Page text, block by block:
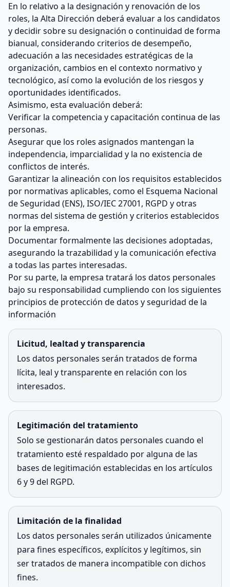
En lo relativo a la designación y renovación de los
roles, la Alta Dirección deberá evaluar a los candidatos
y decidir sobre su designación o continuidad de forma
bianual, considerando criterios de desempeño,
adecuación a las necesidades estratégicas de la
organización, cambios en el contexto normativo y
tecnológico, así como la evolución de los riesgos y
oportunidades identificados.
Asimismo, esta evaluación deberá:
Verificar la competencia y capacitación continua de las
personas.
Asegurar que los roles asignados mantengan la
independencia, imparcialidad y la no existencia de
conflictos de interés.
Garantizar la alineación con los requisitos establecidos
por normativas aplicables, como el Esquema Nacional
de Seguridad (ENS), ISO/IEC 27001, RGPD y otras
normas del sistema de gestión y criterios establecidos
por la empresa.
Documentar formalmente las decisiones adoptadas,
asegurando la trazabilidad y la comunicación efectiva
a todas las partes interesadas.
Por su parte, la empresa tratará los datos personales
bajo su responsabilidad cumpliendo con los siguientes
principios de protección de datos y seguridad de la
información
Licitud, lealtad y transparencia
Los datos personales serán tratados de forma
lícita, leal y transparente en relación con los
interesados.
Legitimación del tratamiento
Solo se gestionarán datos personales cuando el
tratamiento esté respaldado por alguna de las
bases de legitimación establecidas en los artículos
6 y 9 del RGPD.
Limitación de la finalidad
Los datos personales serán utilizados únicamente
para fines específicos, explícitos y legítimos, sin
ser tratados de manera incompatible con dichos
fines.